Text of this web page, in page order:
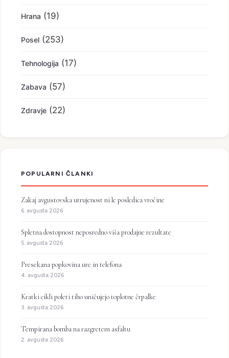
Hrana (19)
Posel (253)
Tehnologija (17)
Zabava (57)
Zdravje (22)
POPULARNI ČLANKI
Zakaj avgustovska utrujenost ni le posledica vročine
6. avgusta 2026
Spletna dostopnost neposredno viša prodajne rezultate
5. avgusta 2026
Presekana popkovina ure in telefona
4. avgusta 2026
Kratki cikli poleti tiho uničujejo toplotne črpalke
3. avgusta 2026
Tempirana bomba na razgretem asfaltu
2. avgusta 2026